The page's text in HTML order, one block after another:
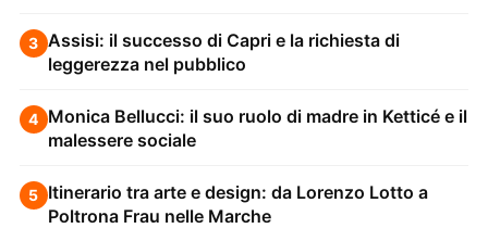
3 Assisi: il successo di Capri e la richiesta di
leggerezza nel pubblico
4 Monica Bellucci: il suo ruolo di madre in Ketticé e il
malessere sociale
5 Itinerario tra arte e design: da Lorenzo Lotto a
Poltrona Frau nelle Marche